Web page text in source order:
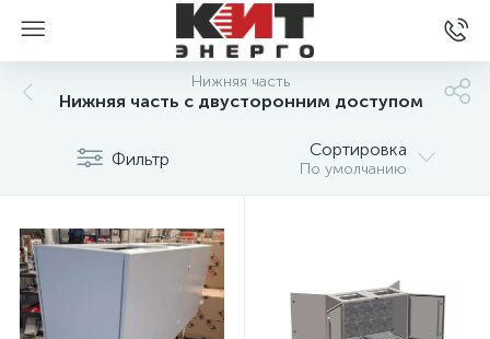
Нижняя часть
Нижняя часть с двусторонним доступом
Фильтр Сортировка
По умолчанию